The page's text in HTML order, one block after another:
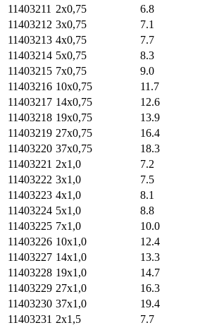
11403211 2х0,75 6.8
11403212 3х0,75 7.1
11403213 4х0,75 7.7
11403214 5х0,75 8.3
11403215 7х0,75 9.0
11403216 10х0,75 11.7
11403217 14х0,75 12.6
11403218 19х0,75 13.9
11403219 27х0,75 16.4
11403220 37х0,75 18.3
11403221 2х1,0 7.2
11403222 3х1,0 7.5
11403223 4х1,0 8.1
11403224 5х1,0 8.8
11403225 7х1,0 10.0
11403226 10х1,0 12.4
11403227 14х1,0 13.3
11403228 19х1,0 14.7
11403229 27х1,0 16.3
11403230 37х1,0 19.4
11403231 2х1,5 7.7